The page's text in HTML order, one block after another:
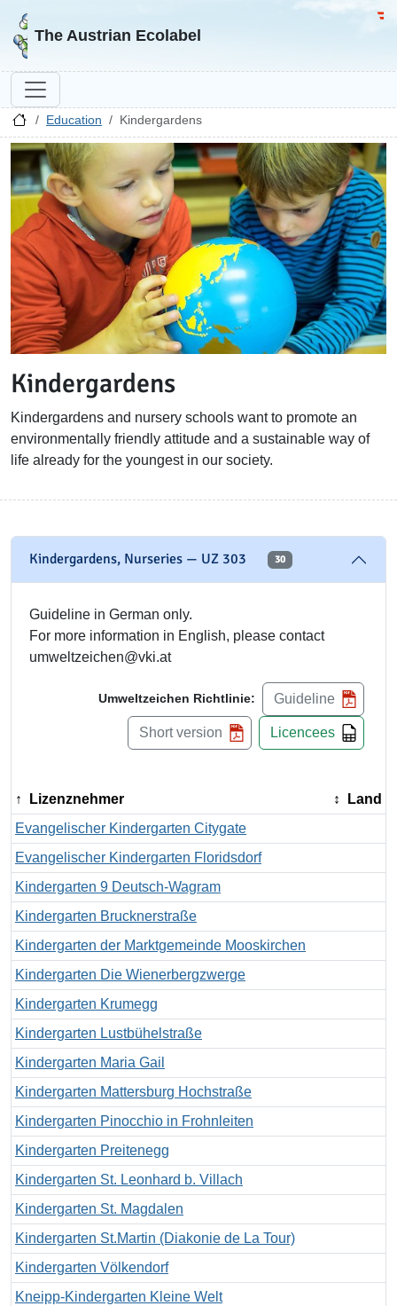
Go to homepage
The Austrian Ecolabel
Education Kindergardens
Kindergardens
Kindergardens and nursery schools want to promote an
environmentally friendly attitude and a sustainable way of
life already for the youngest in our society.
Kindergardens, Nurseries — UZ 303 30
Guideline in German only.
For more information in English, please contact
umweltzeichen@vki.at
Umweltzeichen Richtlinie: Guideline
Short version Licencees
Lizenznehmer
Land
Evangelischer Kindergarten Citygate
Evangelischer Kindergarten Floridsdorf
Kindergarten 9 Deutsch-Wagram
Kindergarten Brucknerstraße
Kindergarten der Marktgemeinde Mooskirchen
Kindergarten Die Wienerbergzwerge
Kindergarten Krumegg
Kindergarten Lustbühelstraße
Kindergarten Maria Gail
Kindergarten Mattersburg Hochstraße
Kindergarten Pinocchio in Frohnleiten
Kindergarten Preitenegg
Kindergarten St. Leonhard b. Villach
Kindergarten St. Magdalen
Kindergarten St.Martin (Diakonie de La Tour)
Kindergarten Völkendorf
Kneipp-Kindergarten Kleine Welt